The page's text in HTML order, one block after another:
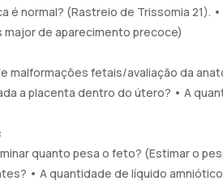
é normal? (Rastreio de Trissomia 21).
de aparecimento precoce)
malformações fetais/avaliação da
a placenta dentro do útero? • A
:
quanto pesa o feto? (Estimar o
• A quantidade de líquido